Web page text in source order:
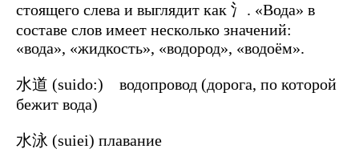
стоящего слева и выглядит как 氵. «Вода» в
составе слов имеет несколько значений:
«вода», «жидкость», «водород», «водоём».
水道 (suido:) водопровод (дорога, по которой
бежит вода)
水泳 (suiei) плавание